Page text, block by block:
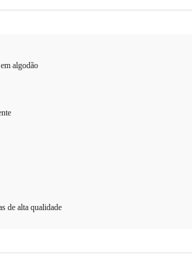
algodão
de alta qualidade